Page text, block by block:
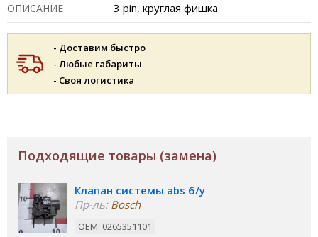
ОПИСАНИЕ 3 pin, круглая фишка
- Доставим быстро
- Любые габариты
- Своя логистика
Подходящие товары (замена)
Клапан системы abs б/у
Пр-ль:Bosch
ОЕМ: 0265351101